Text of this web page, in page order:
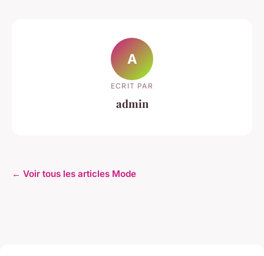
A
ECRIT PAR
admin
← Voir tous les articles Mode